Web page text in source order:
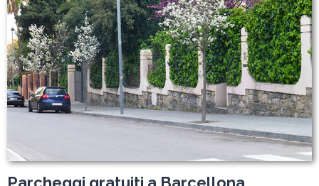
LA
MACCHINA
SENZA
LASCIARCI
UN
OCCHIO
DELLA
TESTA